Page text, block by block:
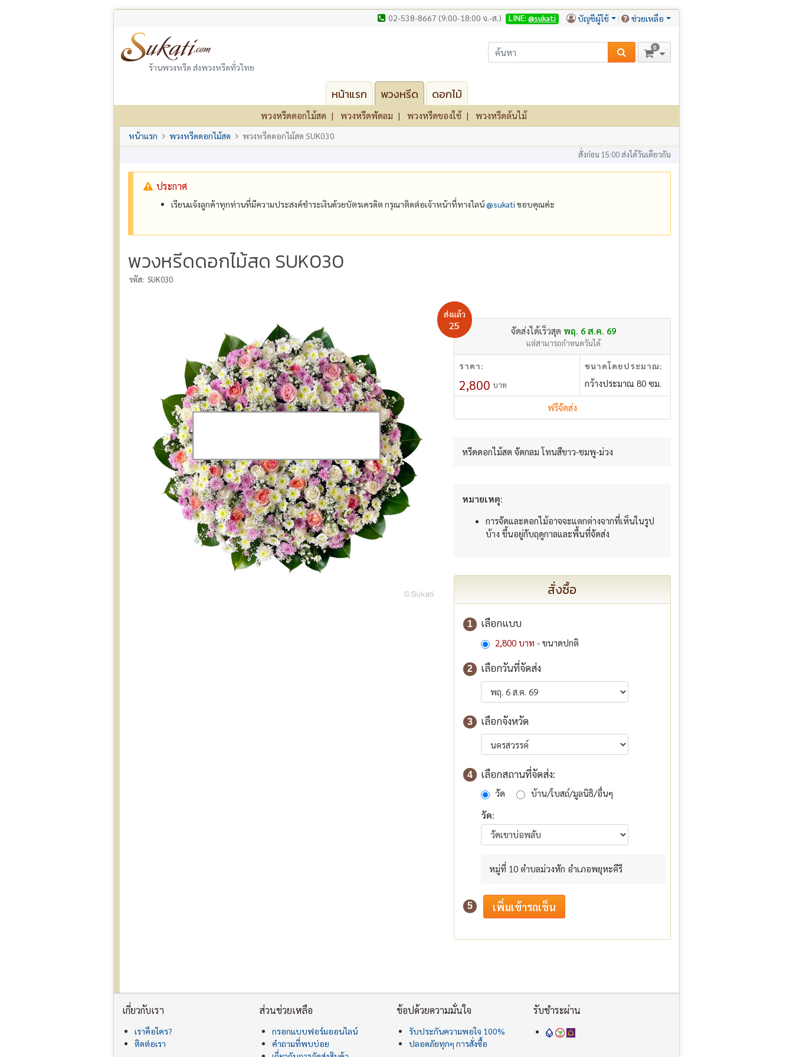
02-538-8667 (9:00-18:00 จ.-ส.) LINE:@sukati บัญชีผู้ใช้ ช่วยเหลือ
ร้านพวงหรีด ส่งพวงหรีดทั่วไทย
0
หน้าแรก พวงหรีด ดอกไม้
พวงหรีดดอกไม้สด พวงหรีดพัดลม พวงหรีดของใช้ พวงหรีดต้นไม้
หน้าแรก พวงหรีดดอกไม้สด พวงหรีดดอกไม้สด SUK030
สั่งก่อน 15:00 ส่งได้วันเดียวกัน
ประกาศ
เรียนแจ้งลูกค้าทุกท่านที่มีความประสงค์ชำระเงินด้วยบัตรเครดิต กรุณาติดต่อเจ้าหน้าที่ทางไลน์@‌sukati ขอบคุณค่ะ
พวงหรีดดอกไม้สด SUK030
รหัส: SUK030
ส่งแล้ว
25 จัดส่งได้เร็วสุด พฤ. 6 ส.ค. 69
แต่สามารถกำหนดวันได้
ราคา:
2,800 บาท
ขนาดโดยประมาณ:
กว้างประมาณ 80 ซม.
ฟรีจัดส่ง
หรีดดอกไม้สด จัดกลม โทนสีขาว-ชมพู-ม่วง
หมายเหตุ:
การจัดและดอกไม้อาจจะแตกต่างจากที่เห็นในรูป
บ้าง ขึ้นอยู่กับฤดูกาลและพื้นที่จัดส่ง
สั่งซื้อ
1 เลือกแบบ
2,800 บาท - ขนาดปกติ
2 เลือกวันที่จัดส่ง
3 เลือกจังหวัด
4 เลือกสถานที่จัดส่ง:
วัด
บ้าน/โบสถ์/มูลนิธิ/อื่นๆ
วัด:
หมู่ที่ 10 ตำบลม่วงหัก อำเภอพยุหะคีรี
5
เกี่ยวกับเรา
เราคือใคร?
ติดต่อเรา
ส่วนช่วยเหลือ
กรอกแบบฟอร์มออนไลน์
คำถามที่พบบ่อย
ช้อปด้วยความมั่นใจ
รับประกันความพอใจ 100%
ปลอดภัยทุกๆ การสั่งซื้อ
รับชำระผ่าน